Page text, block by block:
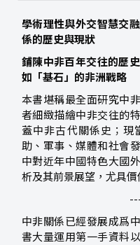
學術理性與外交智慧交
係的歷史與現狀
鋪陳中非百年交往的歷
如「基石」的非洲戰略
本書堪稱最全面研究中
者細緻描繪中非交往的
蓋中非古代關係史；現
助、軍事、媒體和社會
中對近年中國特色大國
析及其前景展望，尤具價
中非關係已經發展成爲
書大量運用第一手資料